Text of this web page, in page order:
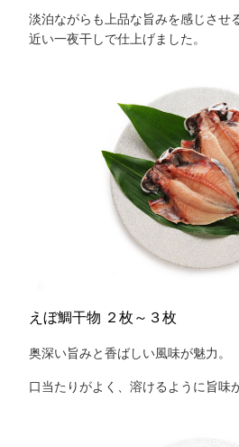
淡泊ながらも上品な旨みを感じさせ
近い一夜干しで仕上げました。
えぼ鯛干物 ２枚～３枚
奥深い旨みと香ばしい風味が魅力。
口当たりがよく、溶けるように旨味